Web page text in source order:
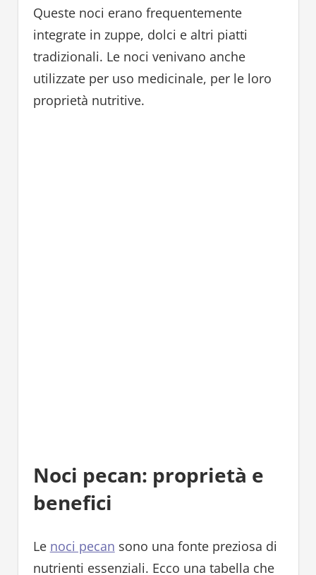
Queste noci erano frequentemente
integrate in zuppe, dolci e altri piatti
tradizionali. Le noci venivano anche
utilizzate per uso medicinale, per le loro
proprietà nutritive.
Noci pecan: proprietà e
benefici
Le noci pecan sono una fonte preziosa di
nutrienti essenziali. Ecco una tabella che